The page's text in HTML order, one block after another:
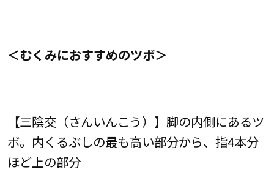
＜むくみにおすすめのツボ＞
【三陰交（さんいんこう）】脚の内側にあるツ
ボ。内くるぶしの最も高い部分から、指4本分
ほど上の部分